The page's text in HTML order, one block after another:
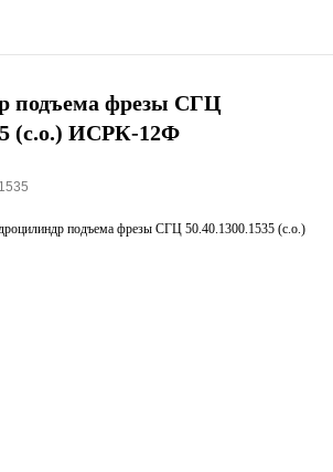
подъема фрезы СГЦ
(с.о.) ИСРК-12Ф
подъема фрезы СГЦ 50.40.1300.1535 (с.о.)